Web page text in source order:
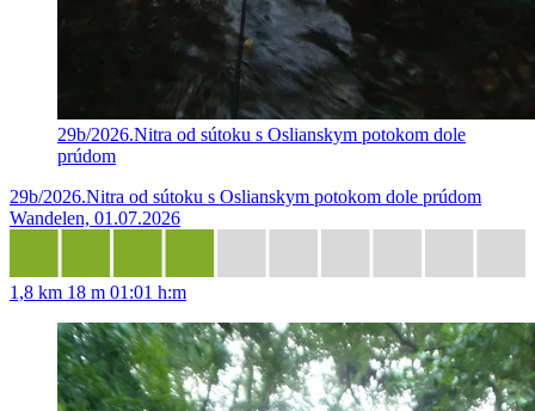
29b/2026.Nitra od sútoku s Oslianskym potokom dole
prúdom
29b/2026.Nitra od sútoku s Oslianskym potokom dole prúdom
Wandelen, 01.07.2026
1,8 km 18 m 01:01 h:m